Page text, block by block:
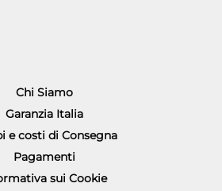
Chi Siamo
Garanzia Italia
e costi di Consegna
Pagamenti
sui Cookie